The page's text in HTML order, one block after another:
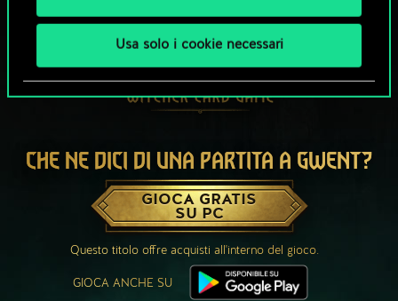
Usa solo i cookie necessari
CHE NE DICI DI UNA PARTITA A GWENT?
GIOCA GRATIS
SU PC
Questo titolo offre acquisti all'interno del gioco.
GIOCA ANCHE SU